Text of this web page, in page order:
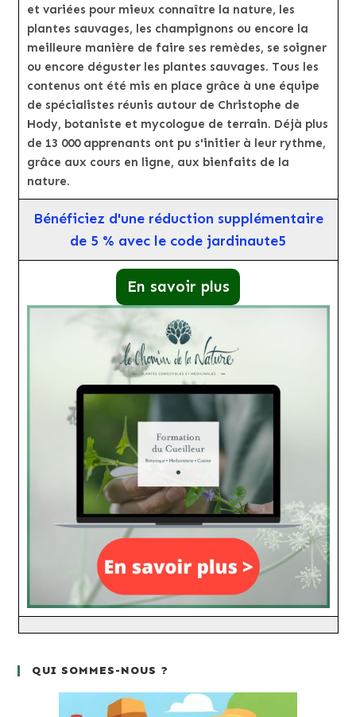
et variées pour mieux connaître la nature, les
plantes sauvages, les champignons ou encore la
meilleure manière de faire ses remèdes, se soigner
ou encore déguster les plantes sauvages. Tous les
contenus ont été mis en place grâce à une équipe
de spécialistes réunis autour de Christophe de
Hody, botaniste et mycologue de terrain. Déjà plus
de 13 000 apprenants ont pu s'initier à leur rythme,
grâce aux cours en ligne, aux bienfaits de la
nature.
Bénéficiez d'une réduction supplémentaire
de 5 % avec le code jardinaute5
En savoir plus
QUI SOMMES-NOUS ?